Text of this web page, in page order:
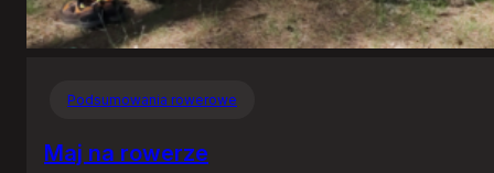
Podsumowania rowerowe
Maj na rowerze